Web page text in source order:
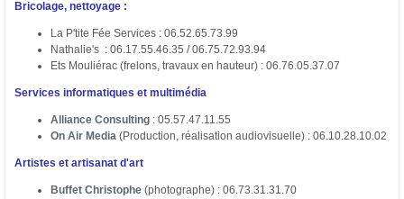
Bricolage, nettoyage :
La P'tite Fée Services : 06.52.65.73.99
Nathalie's : 06.17.55.46.35 / 06.75.72.93.94
Ets Mouliérac (frelons, travaux en hauteur) : 06.76.05.37.07
Services informatiques et multimédia
Alliance Consulting : 05.57.47.11.55
On Air Media (Production, réalisation audiovisuelle) : 06.10.28.10.02
Artistes et artisanat d'art
Buffet Christophe (photographe) : 06.73.31.31.70